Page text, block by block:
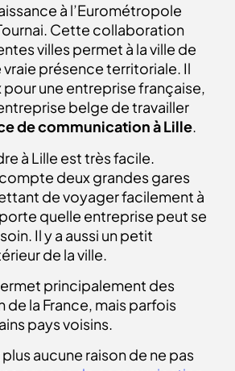
à l’Eurométropole
Cette collaboration
villes permet à la ville de
vraie présence territoriale. Il
une entreprise française,
belge de travailler
de communication à Lille.
à Lille est très facile.
deux grandes gares
de voyager facilement à
quelle entreprise peut se
Il y a aussi un petit
de la ville.
principalement des
de la France, mais parfois
pays voisins.
plus aucune raison de ne pas